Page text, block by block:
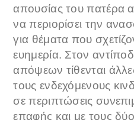
απουσίας του πατέρα
να περιορίσει την
για θέματα που
ευημερία. Στον
απόψεων τίθενται
τους ενδεχόμενους
σε περιπτώσεις
επαφής και με τους